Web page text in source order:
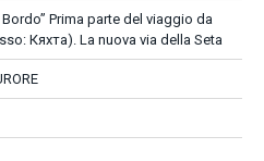
Prima parte del viaggio da
Кяхта). La nuova via della Seta